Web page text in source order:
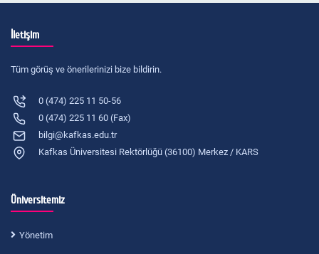
İletişim
Tüm görüş ve önerilerinizi bize bildirin.
0 (474) 225 11 50-56
0 (474) 225 11 60 (Fax)
bilgi@kafkas.edu.tr
Kafkas Üniversitesi Rektörlüğü (36100) Merkez / KARS
Üniversitemiz
Yönetim